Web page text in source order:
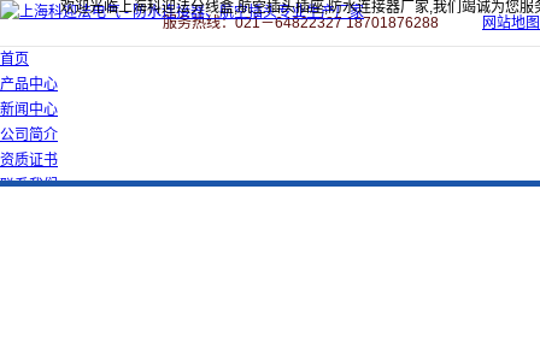
欢迎光临上海科迎法分线盒,航空插头插座,防水连接器厂家,我们竭诚为您服
服务热线：021－64822327 18701876288
网站地图
首页
产品中心
新闻中心
公司简介
资质证书
联系我们